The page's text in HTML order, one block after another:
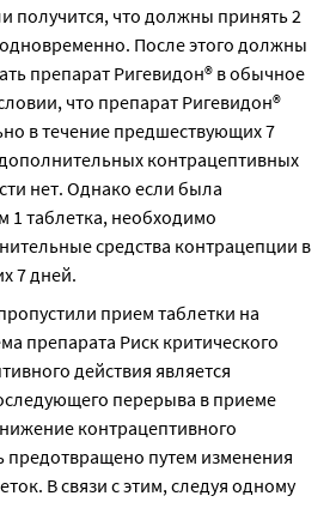
получится, что должны принять 2
После этого должны
препарат Ригевидон® в обычное
что препарат Ригевидон®
в течение предшествующих 7
контрацептивных
нет. Однако если была
1 таблетка, необходимо
средства контрацепции в
7 дней.
прием таблетки на
препарата Риск критического
действия является
перерыва в приеме
контрацептивного
предотвращено путем изменения
В связи с этим, следуя одному